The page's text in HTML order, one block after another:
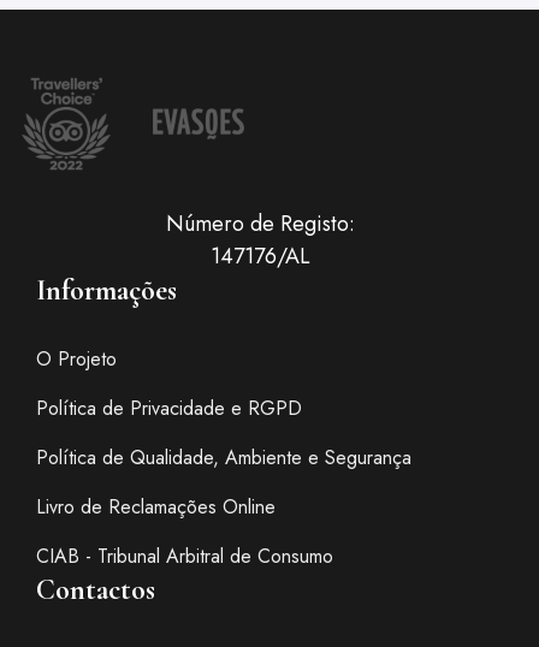
Número de Registo:
147176/AL
Informações
O Projeto
Política de Privacidade e RGPD
Política de Qualidade, Ambiente e Segurança
Livro de Reclamações Online
CIAB - Tribunal Arbitral de Consumo
Contactos